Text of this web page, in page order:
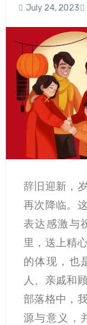
July 24, 2023
辞旧迎新，岁末年初，马来西亚的新年佳节将
再次降临。
表达感激与
里，送上精
的体现，也
人、亲戚和
部落格中，
源与意义，